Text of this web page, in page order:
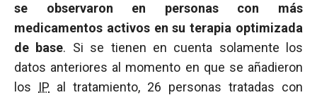
se observaron en personas con más
medicamentos activos en su terapia optimizada
de base. Si se tienen en cuenta solamente los
datos anteriores al momento en que se añadieron
los IP al tratamiento, 26 personas tratadas con